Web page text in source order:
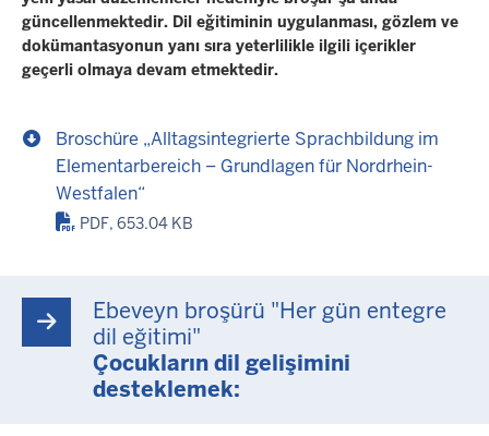
güncellenmektedir. Dil eğitiminin uygulanması, gözlem ve
dokümantasyonun yanı sıra yeterlilikle ilgili içerikler
geçerli olmaya devam etmektedir.
Broschüre „Alltagsintegrierte Sprachbildung im
Elementarbereich – Grundlagen für Nordrhein-
Westfalen“
PDF, 653.04 KB
Ebeveyn broşürü "Her gün entegre
dil eğitimi"
Çocukların dil gelişimini
desteklemek: